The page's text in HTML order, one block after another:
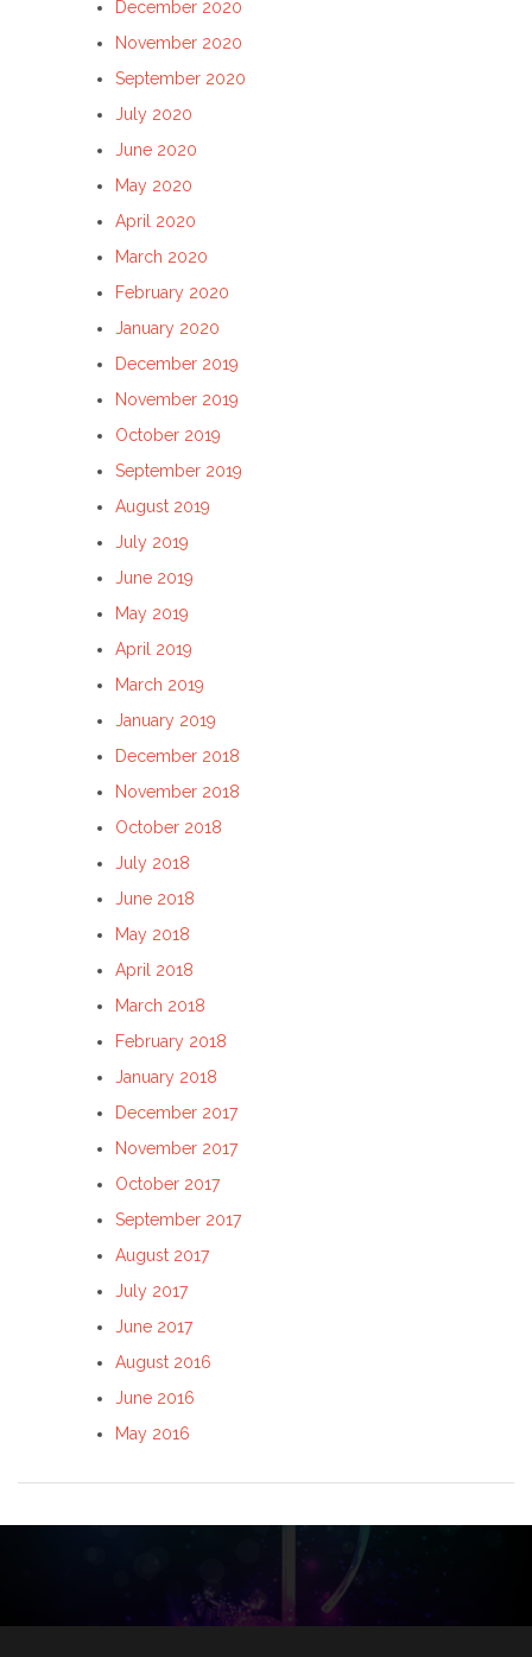
December 2020
November 2020
September 2020
July 2020
June 2020
May 2020
April 2020
March 2020
February 2020
January 2020
December 2019
November 2019
October 2019
September 2019
August 2019
July 2019
June 2019
May 2019
April 2019
March 2019
January 2019
December 2018
November 2018
October 2018
July 2018
June 2018
May 2018
April 2018
March 2018
February 2018
January 2018
December 2017
November 2017
October 2017
September 2017
August 2017
July 2017
June 2017
August 2016
June 2016
May 2016